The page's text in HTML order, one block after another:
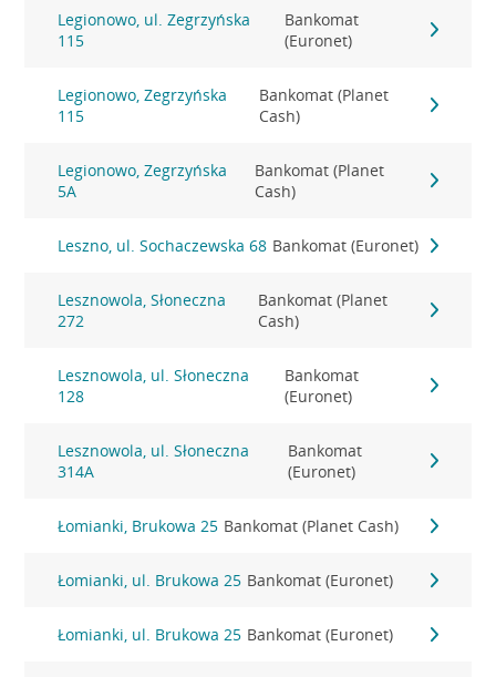
Legionowo, ul. Zegrzyńska
115
Bankomat
(Euronet)
Legionowo, Zegrzyńska
115
Bankomat (Planet
Cash)
Legionowo, Zegrzyńska
5A
Bankomat (Planet
Cash)
Leszno, ul. Sochaczewska 68 Bankomat (Euronet)
Lesznowola, Słoneczna
272
Bankomat (Planet
Cash)
Lesznowola, ul. Słoneczna
128
Bankomat
(Euronet)
Lesznowola, ul. Słoneczna
314A
Bankomat
(Euronet)
Łomianki, Brukowa 25 Bankomat (Planet Cash)
Łomianki, ul. Brukowa 25 Bankomat (Euronet)
Łomianki, ul. Brukowa 25 Bankomat (Euronet)